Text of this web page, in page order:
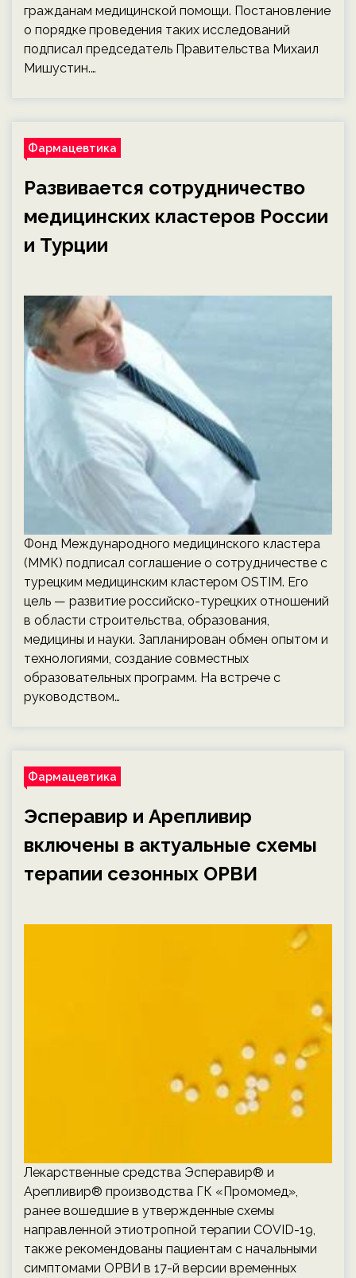
гражданам медицинской помощи. Постановление
о порядке проведения таких исследований
подписал председатель Правительства Михаил
Мишустин.…
Фармацевтика
Развивается сотрудничество
медицинских кластеров России
и Турции
Фонд Международного медицинского кластера
(ММК) подписал соглашение о сотрудничестве с
турецким медицинским кластером OSTIM. Его
цель — развитие российско-турецких отношений
в области строительства, образования,
медицины и науки. Запланирован обмен опытом и
технологиями, создание совместных
образовательных программ. На встрече с
руководством…
Фармацевтика
Эсперавир и Арепливир
включены в актуальные схемы
терапии сезонных ОРВИ
Лекарственные средства Эсперавир® и
Арепливир® производства ГК «Промомед»,
ранее вошедшие в утвержденные схемы
направленной этиотропной терапии COVID-19,
также рекомендованы пациентам с начальными
симптомами ОРВИ в 17-й версии временных